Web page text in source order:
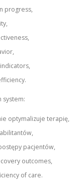
progress,
system:
optymalizuje terapię,
pacjentów,
outcomes,
of care.